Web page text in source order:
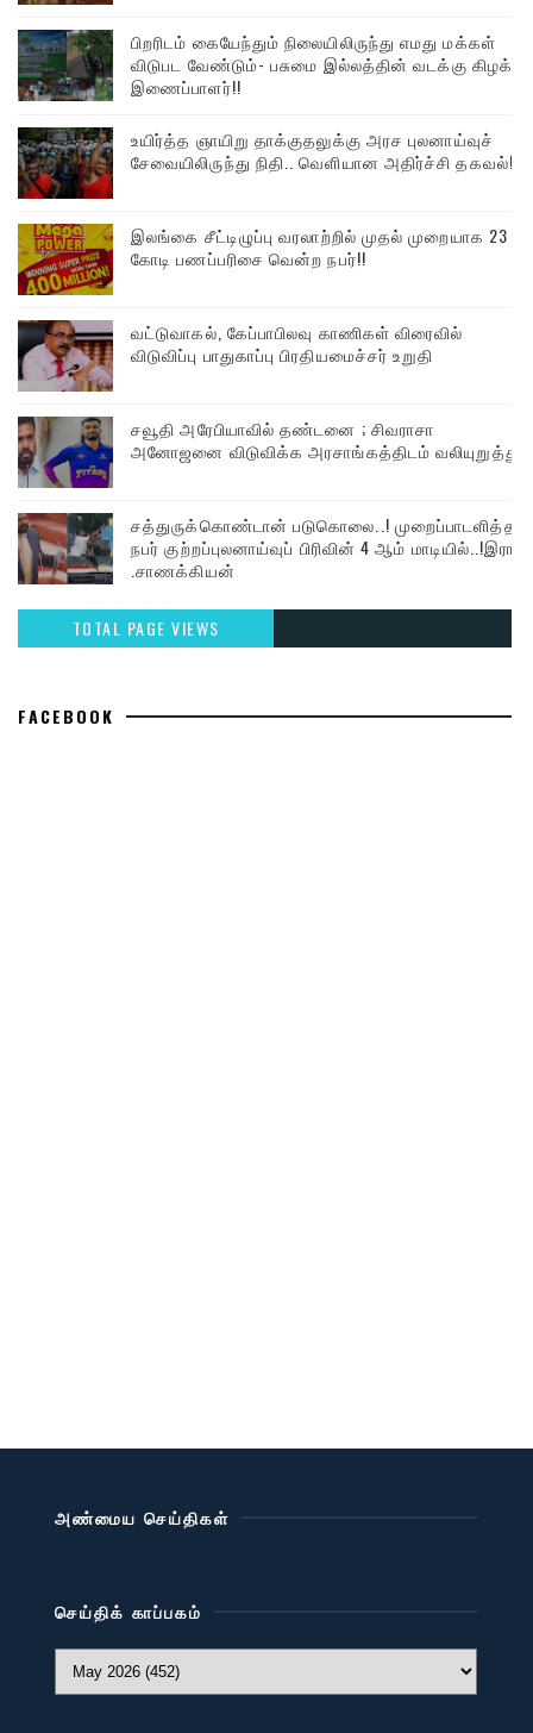
பிறரிடம் கையேந்தும் நிலையிலிருந்து எமது மக்கள்
விடுபட வேண்டும்- பசுமை இல்லத்தின் வடக்கு கிழக்கு
இணைப்பாளர்!!
உயிர்த்த ஞாயிறு தாக்குதலுக்கு அரச புலனாய்வுச்
சேவையிலிருந்து நிதி.. வெளியான அதிர்ச்சி தகவல்!
இலங்கை சீட்டிழுப்பு வரலாற்றில் முதல் முறையாக 23
கோடி பணப்பரிசை வென்ற நபர்!!
வட்டுவாகல், கேப்பாபிலவு காணிகள் விரைவில்
விடுவிப்பு பாதுகாப்பு பிரதியமைச்சர் உறுதி
சவூதி அரேபியாவில் தண்டனை ; சிவராசா
அனோஜனை விடுவிக்க அரசாங்கத்திடம் வலியுறுத்து
சத்துருக்கொண்டான் படுகொலை..! முறைப்பாடளித்த
நபர் குற்றப்புலனாய்வுப் பிரிவின் 4 ஆம் மாடியில்..!இரா
.சாணக்கியன்
TOTAL PAGE VIEWS
FACEBOOK
அண்மைய செய்திகள்
செய்திக் காப்பகம்